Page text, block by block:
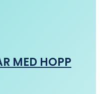
MED HOPP